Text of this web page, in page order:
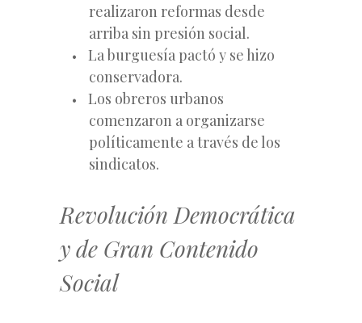
realizaron reformas desde
arriba sin presión social.
La burguesía pactó y se hizo
conservadora.
Los obreros urbanos
comenzaron a organizarse
políticamente a través de los
sindicatos.
Revolución Democrática
y de Gran Contenido
Social